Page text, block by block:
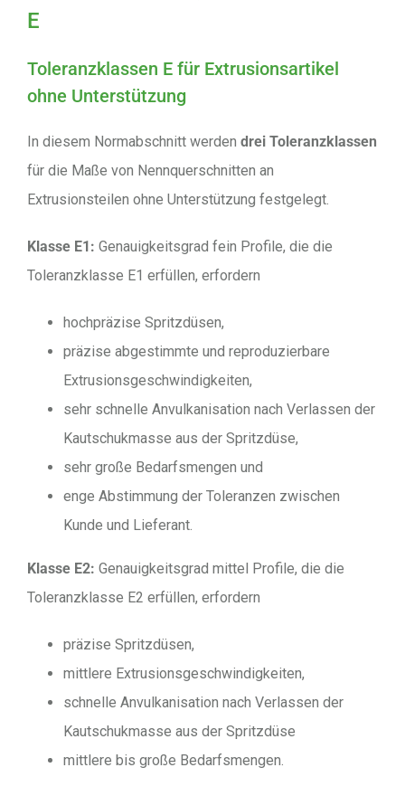
E
Toleranzklassen E für Extrusionsartikel
ohne Unterstützung
In diesem Normabschnitt werden drei Toleranzklassen
für die Maße von Nennquerschnitten an
Extrusionsteilen ohne Unterstützung festgelegt.
Klasse E1: Genauigkeitsgrad fein Profile, die die
Toleranzklasse E1 erfüllen, erfordern
hochpräzise Spritzdüsen,
präzise abgestimmte und reproduzierbare
Extrusionsgeschwindigkeiten,
sehr schnelle Anvulkanisation nach Verlassen der
Kautschukmasse aus der Spritzdüse,
sehr große Bedarfsmengen und
enge Abstimmung der Toleranzen zwischen
Kunde und Lieferant.
Klasse E2: Genauigkeitsgrad mittel Profile, die die
Toleranzklasse E2 erfüllen, erfordern
präzise Spritzdüsen,
mittlere Extrusionsgeschwindigkeiten,
schnelle Anvulkanisation nach Verlassen der
Kautschukmasse aus der Spritzdüse
mittlere bis große Bedarfsmengen.